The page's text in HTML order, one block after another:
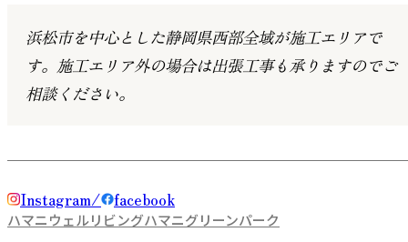
浜松市を中心とした静岡県西部全域が施工エリアで
す。 施工エリア外の場合は出張工事も承りますのでご
相談ください。
Instagram facebook
ハマニウェルリビングハマニグリーンパーク